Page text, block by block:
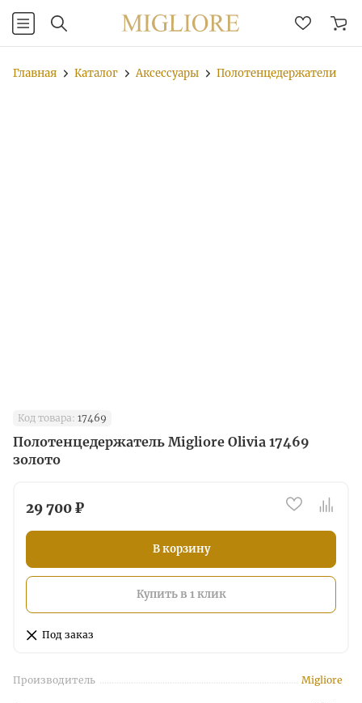
Главная Каталог Аксессуары Полотенцедержатели
Код товара: 17469
Полотенцедержатель Migliore Olivia 17469
золото
29 700 ₽
В корзину
Купить в 1 клик
Под заказ
Производитель Migliore